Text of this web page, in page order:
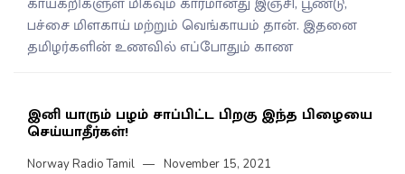
பச்சை மிளகாய் மற்றும் வெங்காயம் தான். இதனை
தமிழர்களின் உணவில் எப்போதும் காண
இனி யாரும் பழம் சாப்பிட்ட பிறகு இந்த பிழையை
செய்யாதீர்கள்!
Norway Radio Tamil November 15, 2021